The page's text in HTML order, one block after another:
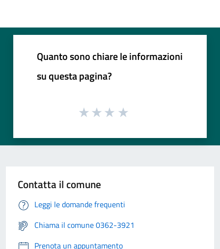
Quanto sono chiare le informazioni
su questa pagina?
Contatta il comune
Leggi le domande frequenti
Chiama il comune 0362-3921
Prenota un appuntamento